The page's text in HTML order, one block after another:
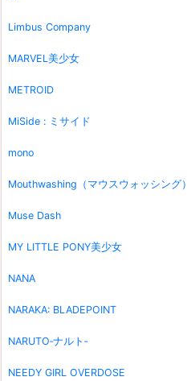
Limbus Company
MARVEL美少女
METROID
MiSide : ミサイド
mono
Mouthwashing（マウスウォッシング）
Muse Dash
MY LITTLE PONY美少女
NANA
NARAKA: BLADEPOINT
NARUTO‐ナルト‐
NEEDY GIRL OVERDOSE